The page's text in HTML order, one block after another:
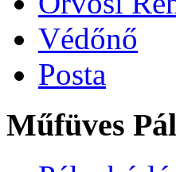
Védőnő
Posta
Műfüves